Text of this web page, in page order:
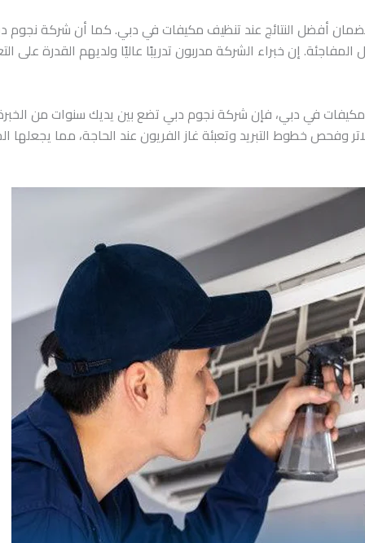
أفضل النتائج عند تنظيف مكيفات في دبي. كما أن شركة نجوم
إن خبراء الشركة مدربون تدريبًا عاليًا ولديهم القدرة
في دبي، فإن شركة نجوم دبي تضع بين يديك سنوات من
خطوط التبريد وتعبئة غاز الفريون عند الحاجة، مما يجعلها